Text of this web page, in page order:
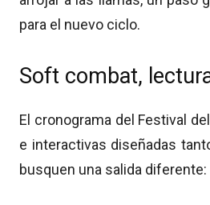
para el nuevo ciclo.
Soft combat,
El cronograma del Festival
e interactivas diseñadas
busquen una salida diferente: